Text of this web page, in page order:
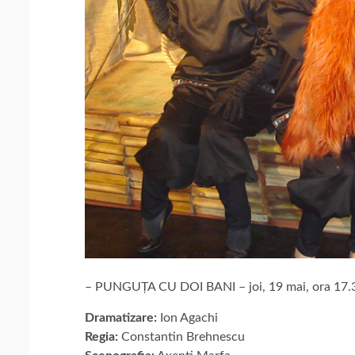
– PUNGUȚA CU DOI BANI – joi, 19 mai, ora
Dramatizare: Ion Agachi
Regia: Constantin Brehnescu